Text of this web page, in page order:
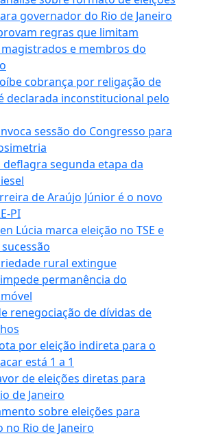
governador do Rio de Janeiro
regras que limitam
e membros do
cobrança por religação de
declarada inconstitucional pelo
sessão do Congresso para
segunda etapa da
de Araújo Júnior é o novo
PI
Lúcia marca eleição no TSE e
rural extingue
permanência do
renegociação de dívidas de
por eleição indireta para o
está 1 a 1
de eleições diretas para
de Janeiro
sobre eleições para
Rio de Janeiro